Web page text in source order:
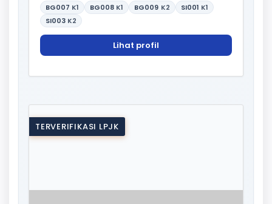
BG007 K1 BG008 K1 BG009 K2 SI001 K1
SI003 K2
Lihat profil
TERVERIFIKASI LPJK